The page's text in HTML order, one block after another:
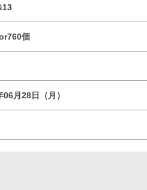
個
月28日（月）